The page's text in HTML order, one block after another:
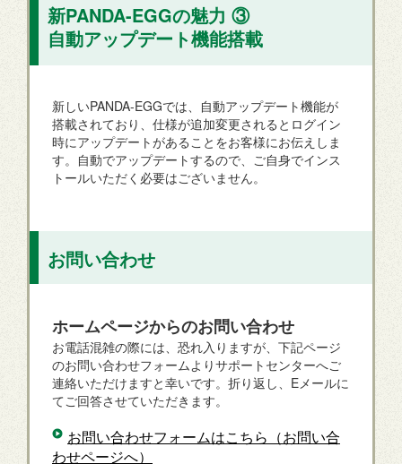
新PANDA-EGGの魅力 ③
自動アップデート機能搭載
新しいPANDA-EGGでは、自動アップデート機能が
搭載されており、仕様が追加変更されるとログイン
時にアップデートがあることをお客様にお伝えしま
す。自動でアップデートするので、ご自身でインス
トールいただく必要はございません。
お問い合わせ
ホームページからのお問い合わせ
お電話混雑の際には、恐れ入りますが、下記ページ
のお問い合わせフォームよりサポートセンターへご
連絡いただけますと幸いです。折り返し、Eメールに
てご回答させていただきます。
お問い合わせフォームはこちら（お問い合
わせページへ）